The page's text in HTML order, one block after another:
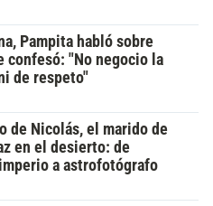
Pampita habló sobre
confesó: "No negocio la
de respeto"
de Nicolás, el marido de
en el desierto: de
a astrofotógrafo